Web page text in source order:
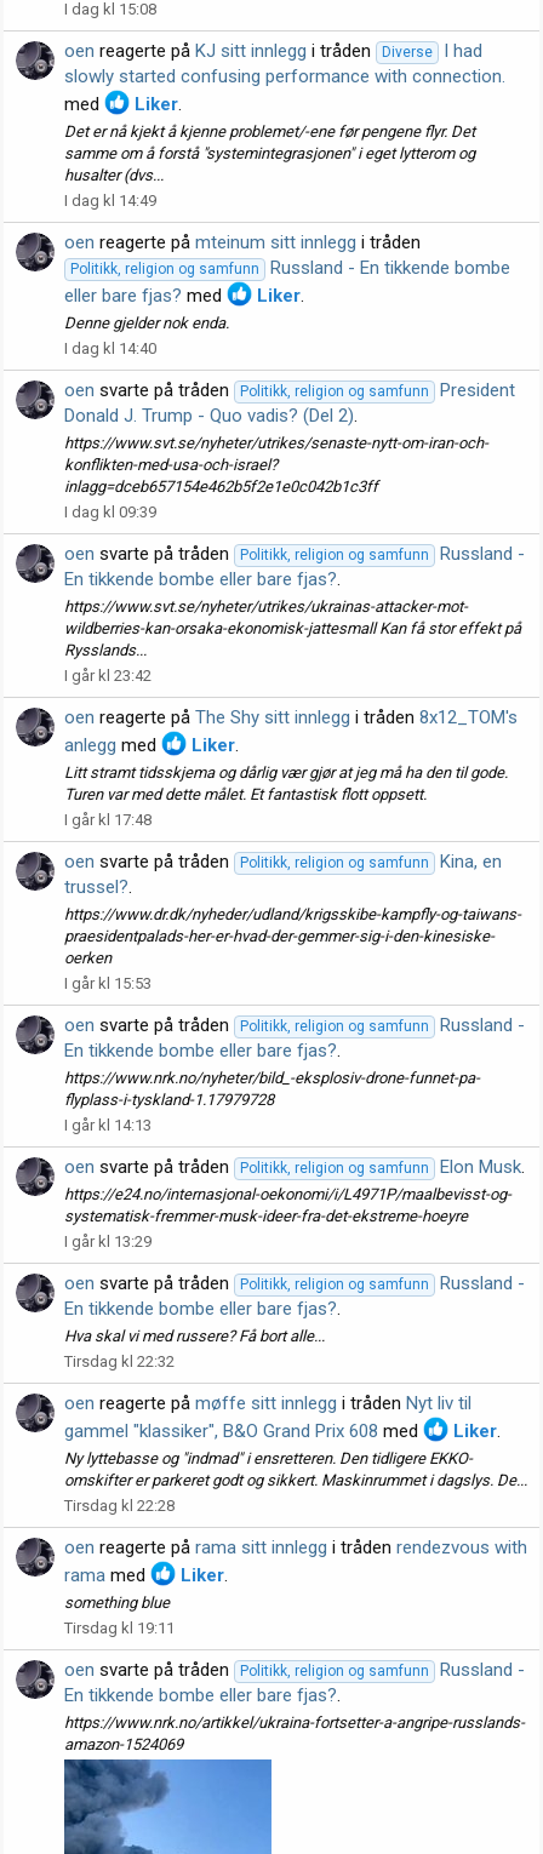
I dag kl 15:08
oen reagerte på KJ sitt innlegg i tråden Diverse
I had
slowly started confusing performance with connection.
med
Liker.
Det er nå kjekt å kjenne problemet/-ene før pengene flyr. Det
samme om å forstå "systemintegrasjonen" i eget lytterom og
husalter (dvs...
I dag kl 14:49
oen reagerte på mteinum sitt innlegg i tråden
Politikk, religion og samfunn
Russland - En tikkende bombe
eller bare fjas? med Liker.
Denne gjelder nok enda.
I dag kl 14:40
oen svarte på tråden Politikk, religion og samfunn
President
Donald J. Trump - Quo vadis? (Del 2).
https://www.svt.se/nyheter/utrikes/senaste-nytt-om-iran-och-
konflikten-med-usa-och-israel?
inlagg=dceb657154e462b5f2e1e0c042b1c3ff
I dag kl 09:39
oen svarte på tråden Politikk, religion og samfunn
Russland -
En tikkende bombe eller bare fjas?.
https://www.svt.se/nyheter/utrikes/ukrainas-attacker-mot-
wildberries-kan-orsaka-ekonomisk-jattesmall Kan få stor effekt på
Rysslands...
I går kl 23:42
oen reagerte på The Shy sitt innlegg i tråden 8x12_TOM's
anlegg med Liker.
Litt stramt tidsskjema og dårlig vær gjør at jeg må ha den til gode.
Turen var med dette målet. Et fantastisk flott oppsett.
I går kl 17:48
oen svarte på tråden Politikk, religion og samfunn
Kina, en
trussel?.
https://www.dr.dk/nyheder/udland/krigsskibe-kampfly-og-taiwans-
praesidentpalads-her-er-hvad-der-gemmer-sig-i-den-kinesiske-
oerken
I går kl 15:53
oen svarte på tråden Politikk, religion og samfunn
Russland -
En tikkende bombe eller bare fjas?.
https://www.nrk.no/nyheter/bild_-eksplosiv-drone-funnet-pa-
flyplass-i-tyskland-1.17979728
I går kl 14:13
oen svarte på tråden Politikk, religion og samfunn Elon Musk.
https://e24.no/internasjonal-oekonomi/i/L4971P/maalbevisst-og-
systematisk-fremmer-musk-ideer-fra-det-ekstreme-hoeyre
I går kl 13:29
oen svarte på tråden Politikk, religion og samfunn
Russland -
En tikkende bombe eller bare fjas?.
Hva skal vi med russere? Få bort alle...
Tirsdag kl 22:32
oen reagerte på møffe sitt innlegg i tråden Nyt liv til
gammel "klassiker", B&O Grand Prix 608 med Liker.
Ny lyttebasse og "indmad" i ensretteren. Den tidligere EKKO-
omskifter er parkeret godt og sikkert. Maskinrummet i dagslys. De...
Tirsdag kl 22:28
oen reagerte på rama sitt innlegg i tråden rendezvous with
rama med Liker.
something blue
Tirsdag kl 19:11
oen svarte på tråden Politikk, religion og samfunn
Russland -
En tikkende bombe eller bare fjas?.
https://www.nrk.no/artikkel/ukraina-fortsetter-a-angripe-russlands-
amazon-1524069